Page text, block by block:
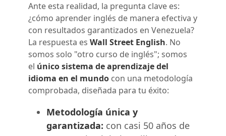
Ante esta realidad, la pregunta clave es:
¿cómo aprender inglés de manera efectiva y
con resultados garantizados en Venezuela?
La respuesta es Wall Street English. No
somos solo "otro curso de inglés"; somos
el único sistema de aprendizaje del
idioma en el mundo con una metodología
comprobada, diseñada para tu éxito:
Metodología única y
garantizada: con casi 50 años de